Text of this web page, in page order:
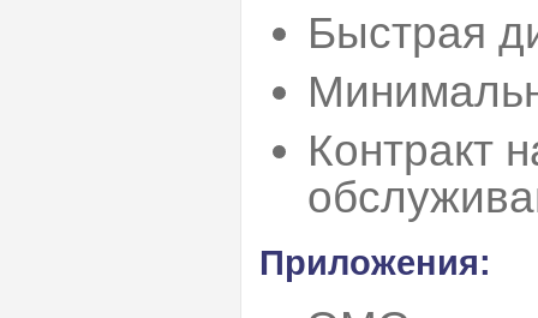
Быстрая
Контракт
Приложения: